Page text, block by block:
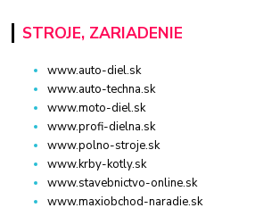
STROJE, ZARIADENIE
www.auto-diel.sk
www.auto-techna.sk
www.moto-diel.sk
www.profi-dielna.sk
www.polno-stroje.sk
www.krby-kotly.sk
www.stavebnictvo-online.sk
www.maxiobchod-naradie.sk